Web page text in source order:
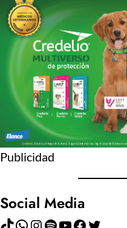
Publicidad
Social Media